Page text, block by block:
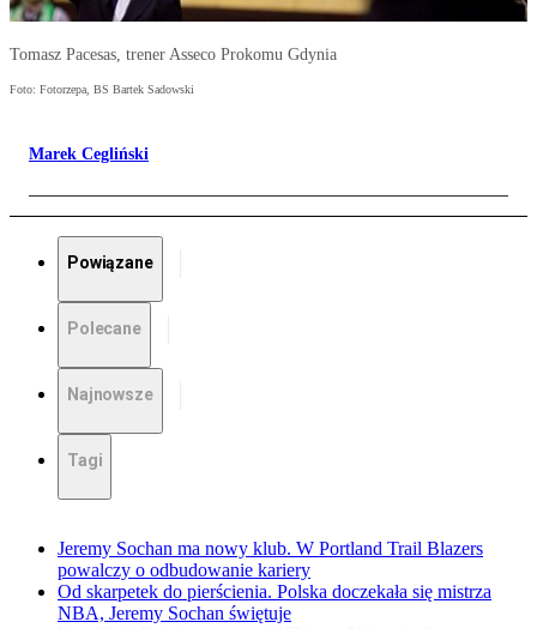
Tomasz Pacesas, trener Asseco Prokomu Gdynia
Foto: Fotorzepa, BS Bartek Sadowski
Marek Cegliński
Powiązane
Polecane
Najnowsze
Tagi
Jeremy Sochan ma nowy klub. W Portland Trail Blazers
powalczy o odbudowanie kariery
Od skarpetek do pierścienia. Polska doczekała się mistrza
NBA, Jeremy Sochan świętuje